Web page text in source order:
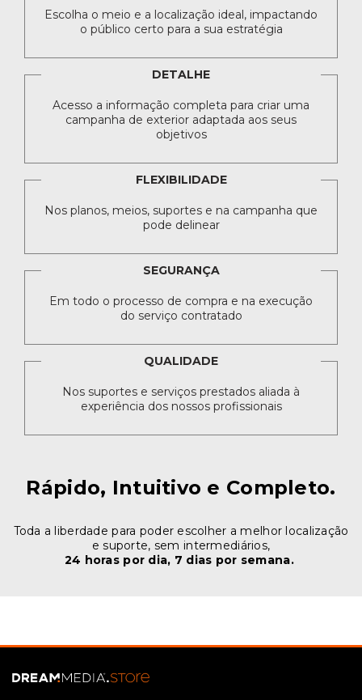
Escolha o meio e a localização ideal, impactando
o público certo para a sua estratégia
DETALHE
Acesso a informação completa para criar uma
campanha de exterior adaptada aos seus
objetivos
FLEXIBILIDADE
Nos planos, meios, suportes e na campanha que
pode delinear
SEGURANÇA
Em todo o processo de compra e na execução
do serviço contratado
QUALIDADE
Nos suportes e serviços prestados aliada à
experiência dos nossos profissionais
Rápido, Intuitivo e Completo.
Toda a liberdade para poder escolher a melhor localização
e suporte, sem intermediários,
24 horas por dia, 7 dias por semana.